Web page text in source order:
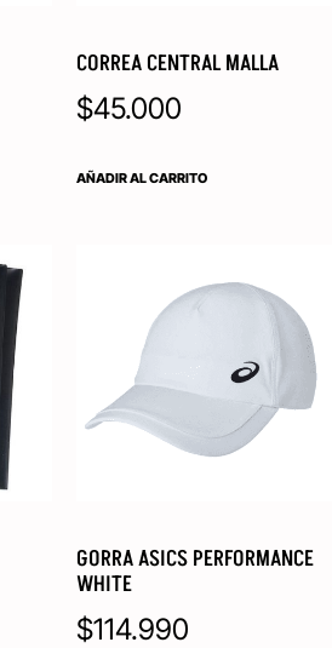
CORREA CENTRAL MALLA
$45.000
AÑADIR AL CARRITO
GORRA ASICS PERFORMANCE
WHITE
$114.990